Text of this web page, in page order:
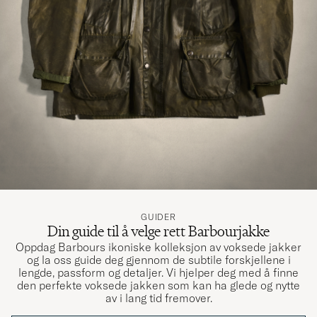
Bremmen var skeiv da jeg mottok capsen
KIM M KJØPTE PÅ CAREOFCARL.NO
Super hurtig ordrehåndtering plus levering
Kun godt a sige Og bestemt ikke sidste gang
jeg handlet der
KJØPTE PÅ CAREOFCARL.DK
GUIDER
Din guide til å velge rett Barbourjakke
Oppdag Barbours ikoniske kolleksjon av voksede jakker
og la oss guide deg gjennom de subtile forskjellene i
lengde, passform og detaljer. Vi hjelper deg med å finne
den perfekte voksede jakken som kan ha glede og nytte
av i lang tid fremover.